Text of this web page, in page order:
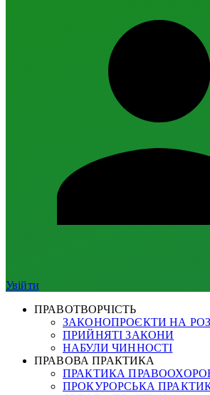
Увійти
ПРАВОТВОРЧІСТЬ
ЗАКОНОПРОЄКТИ НА
ПРИЙНЯТІ ЗАКОНИ
НАБУЛИ ЧИННОСТІ
ПРАВОВА ПРАКТИКА
ПРАКТИКА
ПРОКУРОРСЬКА